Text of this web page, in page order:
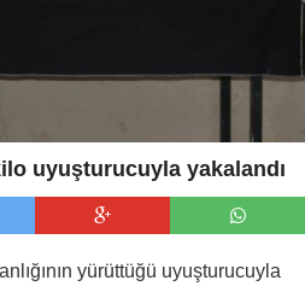
uyuşturucuyla yakalandı
yürüttüğü uyuşturucuyla